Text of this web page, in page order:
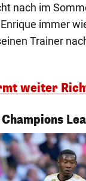
nach im
immer
Trainer
weiter